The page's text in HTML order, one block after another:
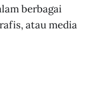
berbagai
atau media